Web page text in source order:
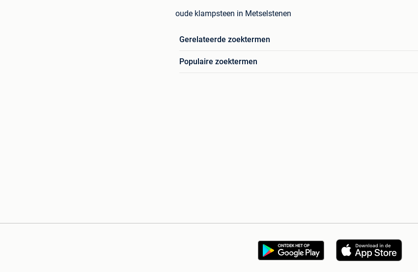
oude klampsteen in Metselstenen
Gerelateerde zoektermen
Populaire zoektermen